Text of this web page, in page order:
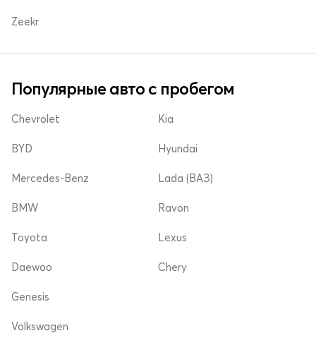
Zeekr
Популярные авто с пробегом
Chevrolet
BYD
Mercedes-Benz
Kia
Hyundai
Lada (ВАЗ)
BMW
Toyota
Daewoo
Ravon
Lexus
Chery
Genesis
Volkswagen